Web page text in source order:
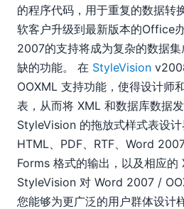
的程序代码，用于重复的数据转
软客户升级到最新版本的Office
2007的支持将成为复杂的数据
缺的功能。 在 StyleVision
OOXML 支持功能，使得设计师
表，从而将 XML 和数据库数据
StyleVision 的拖放式样式表设
HTML、PDF、RTF、Word
Forms 格式的输出，以及相应的
StyleVision 对 Word 2007 /
您能够为更广泛的用户群体设计